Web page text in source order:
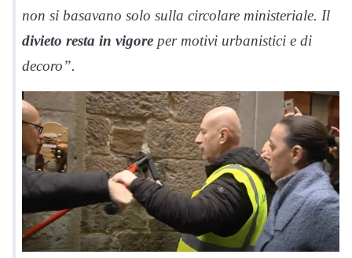
non si basavano solo sulla circolare ministeriale. Il
divieto resta in vigore per motivi urbanistici e di
decoro”.